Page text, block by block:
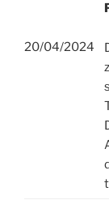
20/04/2024